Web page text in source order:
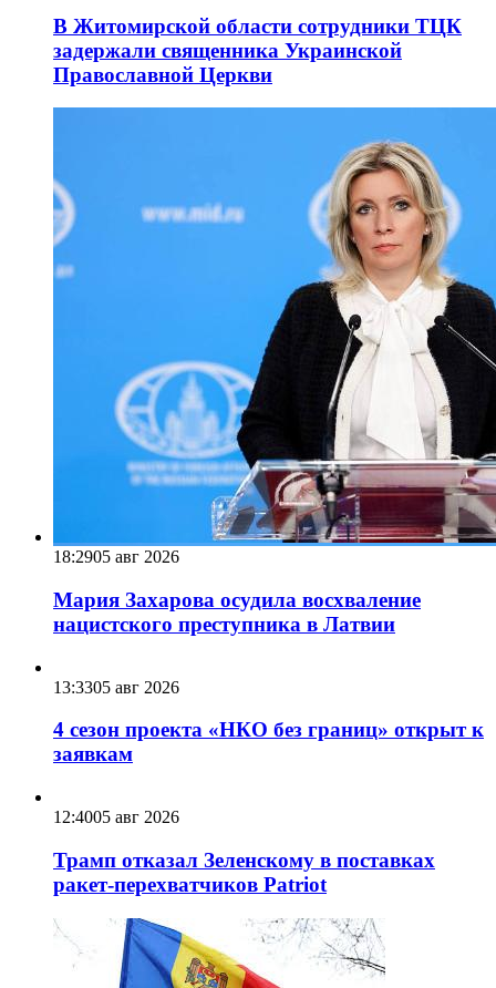
В Житомирской области сотрудники ТЦК
задержали священника Украинской
Православной Церкви
18:2905 авг 2026
Мария Захарова осудила восхваление
нацистского преступника в Латвии
13:3305 авг 2026
4 сезон проекта «НКО без границ» открыт к
заявкам
12:4005 авг 2026
Трамп отказал Зеленскому в поставках
ракет-перехватчиков Patriot